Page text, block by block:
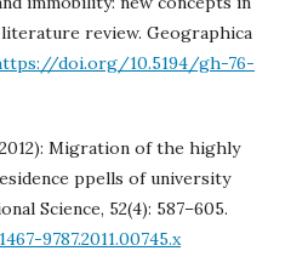
review. Geographica
doi.org/10.5194/gh-76-
Migration of the highly
ppells of university
Science, 52(4): 587–605.
9787.2011.00745.x